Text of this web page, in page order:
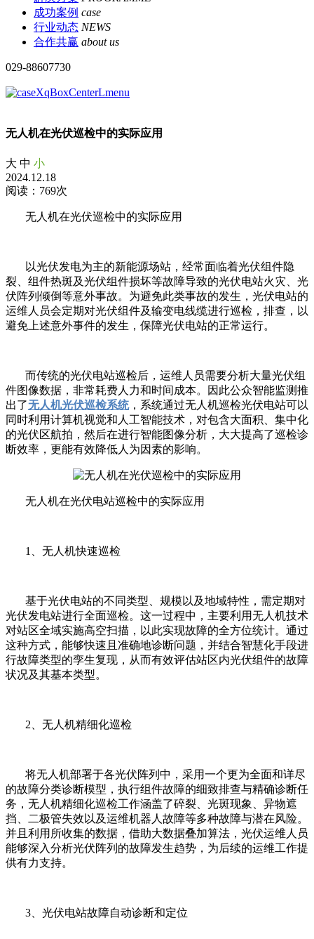
成功案例 case
行业动态 NEWS
合作共赢 about us
029-88607730
无人机在光伏巡检中的实际应用
大 中 小
2024.12.18
阅读：769次
无人机在光伏巡检中的实际应用
以光伏发电为主的新能源场站，经常面临着光伏组件隐
裂、组件热斑及光伏组件损坏等故障导致的光伏电站火灾、光
伏阵列倾倒等意外事故。为避免此类事故的发生，光伏电站的
运维人员会定期对光伏组件及输变电线缆进行巡检，排查，以
避免上述意外事件的发生，保障光伏电站的正常运行。
而传统的光伏电站巡检后，运维人员需要分析大量光伏组
件图像数据，非常耗费人力和时间成本。因此公众智能监测推
出了无人机光伏巡检系统，系统通过无人机巡检光伏电站可以
同时利用计算机视觉和人工智能技术，对包含大面积、集中化
的光伏区航拍，然后在进行智能图像分析，大大提高了巡检诊
断效率，更能有效降低人为因素的影响。
无人机在光伏电站巡检中的实际应用
1、无人机快速巡检
基于光伏电站的不同类型、规模以及地域特性，需定期对
光伏发电站进行全面巡检。这一过程中，主要利用无人机技术
对站区全域实施高空扫描，以此实现故障的全方位统计。通过
这种方式，能够快速且准确地诊断问题，并结合智慧化手段进
行故障类型的孪生复现，从而有效评估站区内光伏组件的故障
状况及其基本类型。
2、无人机精细化巡检
将无人机部署于各光伏阵列中，采用一个更为全面和详尽
的故障分类诊断模型，执行组件故障的细致排查与精确诊断任
务，无人机精细化巡检工作涵盖了碎裂、光斑现象、异物遮
挡、二极管失效以及运维机器人故障等多种故障与潜在风险。
并且利用所收集的数据，借助大数据叠加算法，光伏运维人员
能够深入分析光伏阵列的故障发生趋势，为后续的运维工作提
供有力支持。
3、光伏电站故障自动诊断和定位